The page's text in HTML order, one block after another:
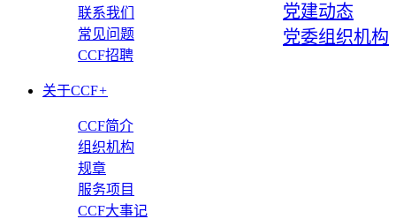
党建动态
党委组织机构
联系我们
常见问题
CCF招聘
关于CCF+
CCF简介
组织机构
规章
服务项目
CCF大事记